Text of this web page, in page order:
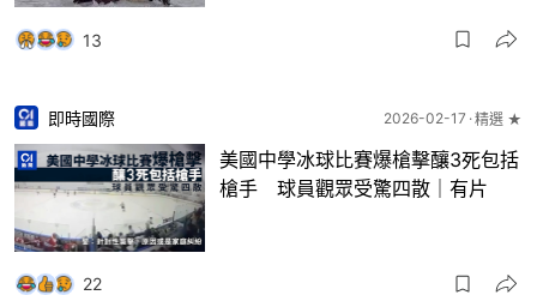
13
即時國際 2026-02-17 精選 ★
美國中學冰球比賽爆槍擊釀3死包括
槍手 球員觀眾受驚四散｜有片
22